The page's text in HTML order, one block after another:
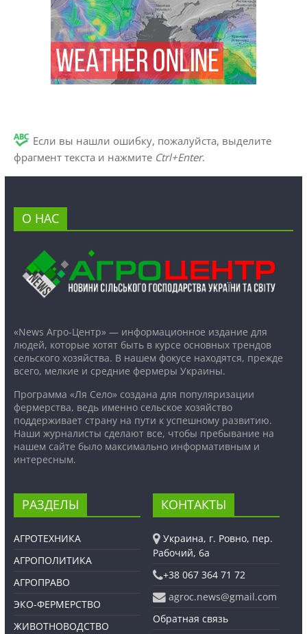
Если вы нашли ошибку, пожалуйста, выделите
фрагмент текста и нажмите Ctrl+Enter.
О НАС
«News Агро-Центр» — информационное издание для
людей, которые хотят быть в курсе основных трендов
сельского хозяйства. В нашем фокусе находятся, прежде
всего, мелкие и средние фермеры Украины.
Программа «Ля Село» создана для популяризации
фермерства, ведь именно сельское хозяйство
поддерживает страну на пути к успешному развитию.
Наши журналисты сделают все, чтобы пребывание на
нашем сайте было максимально информативным и
интересным.
РАЗДЕЛЫ
АГРОТЕХНИКА
АГРОПОЛИТИКА
АГРОПРАВО
ЭКО-ФЕРМЕРСТВО
ЖИВОТНОВОДСТВО
КОНТАКТЫ
Украина, г. Ровно, пер.
Рабочий, 6а
+38 067 364 71 72
agroc.news@gmail.com
Обратная связь